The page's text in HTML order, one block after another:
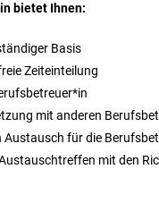
bietet Ihnen:
Basis
Zeiteinteilung
mit anderen
für die
mit den